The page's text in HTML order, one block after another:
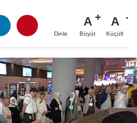
Dinle
A
Büyüt
A
Küçült